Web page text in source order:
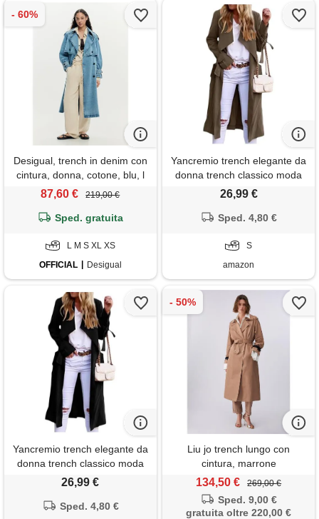
Desigual, trench in denim con
cintura, donna, cotone, blu, l
87,60 € 219,00 €
Sped. gratuita
L M S XL XS
OFFICIAL
Desigual
Yancremio trench elegante da
donna trench classico moda
casual in vita giacca lunga
primavera e l'autunno (caffè,
26,99 €
Sped. 4,80 €
S
amazon
Yancremio trench elegante da
donna trench classico moda
casual in vita giacca lunga
primavera e l'autunno (nero,
26,99 €
Sped. 4,80 €
Liu jo trench lungo con
cintura, marrone
134,50 € 269,00 €
Sped. 9,00 €
gratuita oltre 220,00 €